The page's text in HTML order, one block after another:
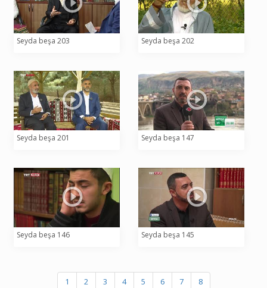
Seyda beşa 203 Seyda beşa 202
Seyda beşa 201 Seyda beşa 147
Seyda beşa 146 Seyda beşa 145
1 2 3 4 5 6 7 8